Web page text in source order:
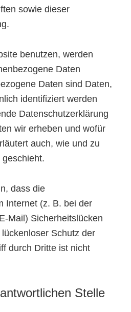
sowie dieser
benutzen, werden
Daten
Daten sind Daten,
identifiziert werden
Datenschutzerklärung
wir erheben und wofür
auch, wie und zu
dass die
Internet (z. B. bei der
Mail) Sicherheitslücken
Schutz der
durch Dritte ist nicht
Stelle